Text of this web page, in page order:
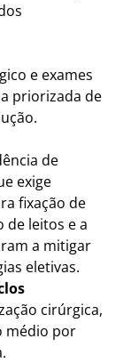
e exames
priorizada de
de
exige
fixação de
de leitos e a
a mitigar
eletivas.
cirúrgica,
médio por